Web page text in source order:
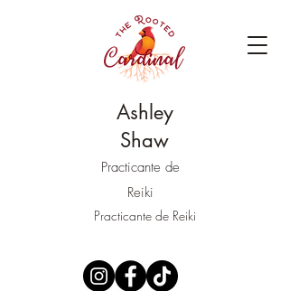
Ashley
Shaw
Practicante de
Reiki
Practicante de Reiki